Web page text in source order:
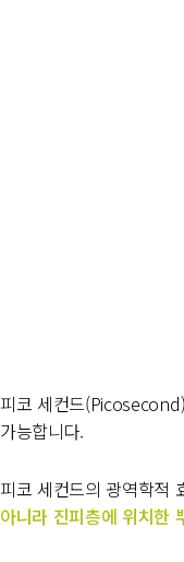
피코 세컨드
가능합니다.
피코 세컨드의 광역학
아니라 진피층에 위치한